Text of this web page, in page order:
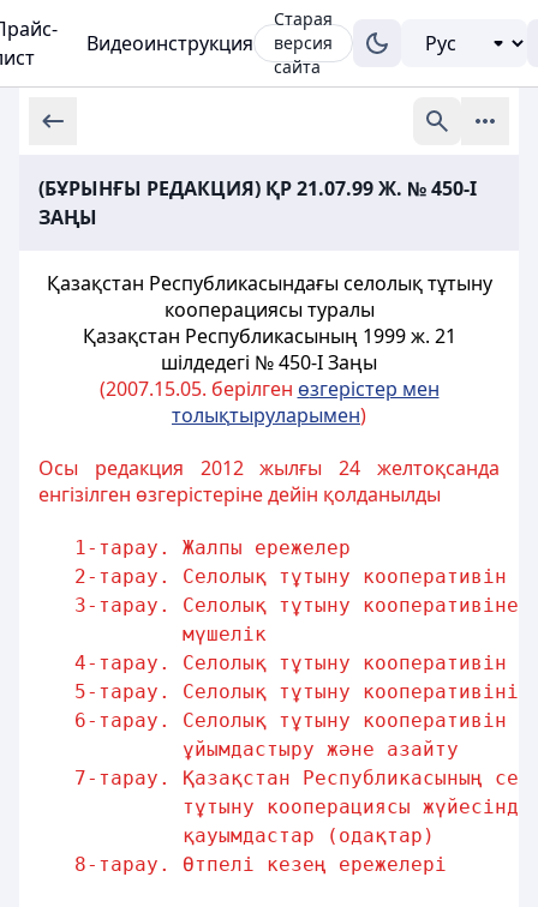
Видеоинструкция
Старая
версия
сайта
(БҰРЫНҒЫ РЕДАКЦИЯ) ҚР 21.07.99 Ж. № 450-I
ЗАҢЫ
Қазақстан Республикасындағы селолық тұтыну
кооперациясы туралы
Қазақстан Республикасының 1999 ж. 21
шілдедегі № 450-IЗаңы
(2007.15.05. берілген өзгерістер мен
толықтыруларымен)
Осы редакция 2012 жылғы 24 желтоқсанда
енгізілген өзгерістеріне дейін қолданылды
1-тарау. Жалпы ережелер
2-тарау. Селолық тұтыну кооперативін
3-тарау. Селолық тұтыну
мүшелік
4-тарау. Селолық тұтыну кооперативін
5-тарау. Селолық тұтыну
6-тарау. Селолық тұтыну кооперативін
ұйымдастыру және азайту
7-тарау. Қазақстан Республикасының
тұтыну кооперациясы
қауымдастар (одақтар)
8-тарау. Өтпелі кезең ережелері